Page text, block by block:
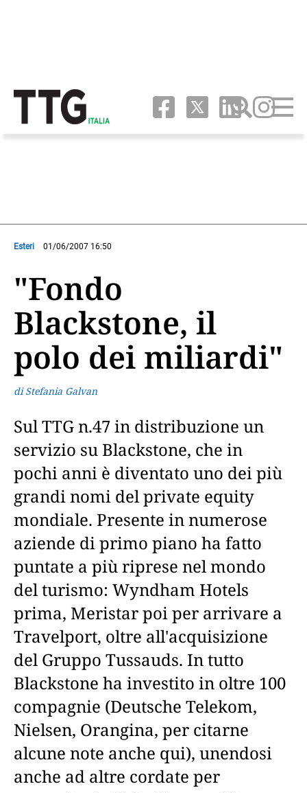
Esteri 01/06/2007 16:50
"Fondo
Blackstone, il
polo dei miliardi"
di Stefania Galvan
Sul TTG n.47 in distribuzione un
servizio su Blackstone, che in
pochi anni è diventato uno dei più
grandi nomi del private equity
mondiale. Presente in numerose
aziende di primo piano ha fatto
puntate a più riprese nel mondo
del turismo: Wyndham Hotels
prima, Meristar poi per arrivare a
Travelport, oltre all'acquisizione
del Gruppo Tussauds. In tutto
Blackstone ha investito in oltre 100
compagnie (Deutsche Telekom,
Nielsen, Orangina, per citarne
alcune note anche qui), unendosi
anche ad altre cordate per